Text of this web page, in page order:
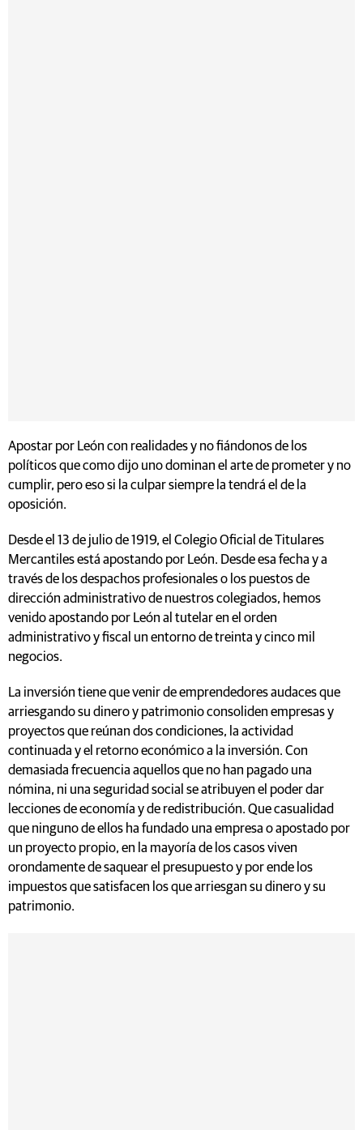
Apostar por León con realidades y no fiándonos de los
políticos que como dijo uno dominan el arte de prometer y no
cumplir, pero eso si la culpar siempre la tendrá el de la
oposición.
Desde el 13 de julio de 1919, el Colegio Oficial de Titulares
Mercantiles está apostando por León. Desde esa fecha y a
través de los despachos profesionales o los puestos de
dirección administrativo de nuestros colegiados, hemos
venido apostando por León al tutelar en el orden
administrativo y fiscal un entorno de treinta y cinco mil
negocios.
La inversión tiene que venir de emprendedores audaces que
arriesgando su dinero y patrimonio consoliden empresas y
proyectos que reúnan dos condiciones, la actividad
continuada y el retorno económico a la inversión. Con
demasiada frecuencia aquellos que no han pagado una
nómina, ni una seguridad social se atribuyen el poder dar
lecciones de economía y de redistribución. Que casualidad
que ninguno de ellos ha fundado una empresa o apostado por
un proyecto propio, en la mayoría de los casos viven
orondamente de saquear el presupuesto y por ende los
impuestos que satisfacen los que arriesgan su dinero y su
patrimonio.